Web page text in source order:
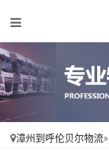
漳州到呼伦贝尔物流»